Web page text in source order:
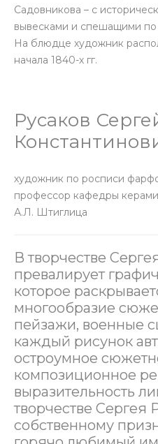
Садовникова – с
вывесками и спешащими
На блюдце художник
начала 1840-х гг.
Русаков
художник по росписи
профессор кафедры
А.Л. Штиглица
В творчестве
превалирует
которое
многообразие
пейзажи, военные
каждый рисунок
остроумное
композиционное
выразительность
творчестве Сергея
собственному